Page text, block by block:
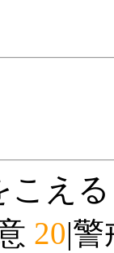
こえ
20|警